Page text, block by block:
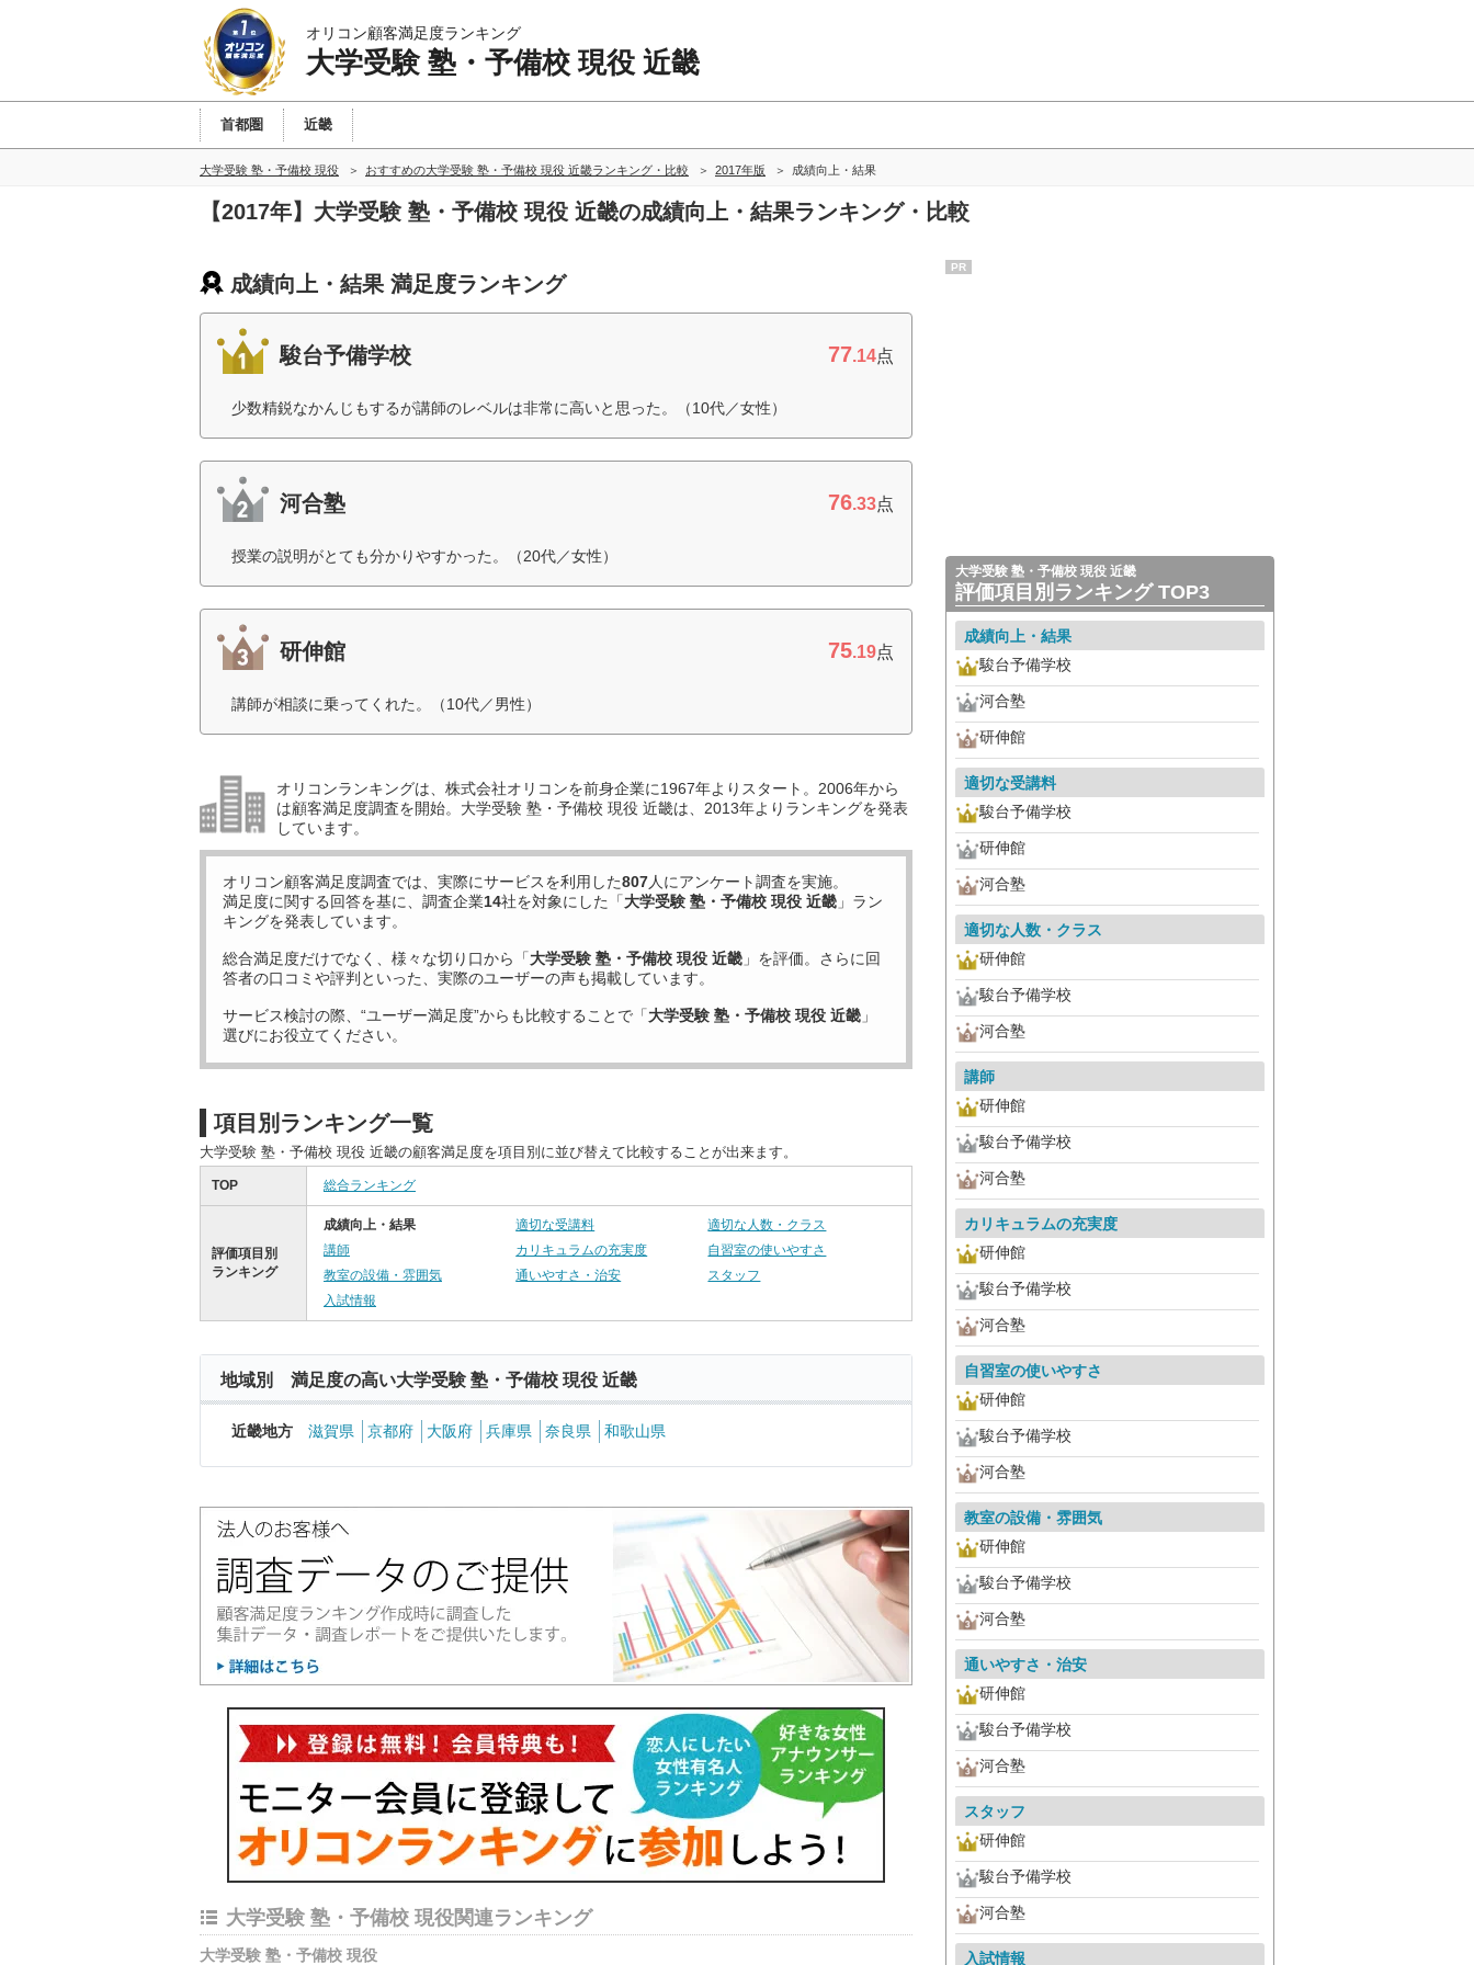
オリコン顧客満足度ランキング
大学受験 塾・予備校 現役 近畿
首都圏 近畿
大学受験 塾・予備校 現役 おすすめの大学受験 塾・予備校 現役 近畿ランキング・比較 2017年版 成績向上・結果
【2017年】大学受験 塾・予備校 現役 近畿の成績向上・結果ランキング・比較
成績向上・結果 満足度ランキング
駿台予備学校 77.14点
少数精鋭なかんじもするが講師のレベルは非常に高いと思った。（10代／女性）
河合塾 76.33点
授業の説明がとても分かりやすかった。（20代／女性）
研伸館 75.19点
講師が相談に乗ってくれた。（10代／男性）
オリコンランキングは、株式会社オリコンを前身企業に1967年よりスタート。2006年から
は顧客満足度調査を開始。大学受験 塾・予備校 現役 近畿は、2013年よりランキングを発表
しています。
オリコン顧客満足度調査では、実際にサービスを利用した807人にアンケート調査を実施。
満足度に関する回答を基に、調査企業14社を対象にした「大学受験 塾・予備校 現役 近畿 」ラン
キングを発表しています。
総合満足度だけでなく、様々な切り口から「大学受験 塾・予備校 現役 近畿 」を評価。さらに回
答者の口コミや評判といった、実際のユーザーの声も掲載しています。
サービス検討の際、“ユーザー満足度”からも比較することで「大学受験 塾・予備校 現役 近畿 」
選びにお役立てください。
項目別ランキング一覧
大学受験 塾・予備校 現役 近畿の顧客満足度を項目別に並び替えて比較することが出来ます。
TOP 総合ランキング
評価項目別
ランキング
成績向上・結果 適切な受講料
適切な人数・クラス
講師
カリキュラムの充実度
自習室の使いやすさ
教室の設備・雰囲気
通いやすさ・治安
スタッフ
入試情報
地域別 満足度の高い大学受験 塾・予備校 現役 近畿
近畿地方 滋賀県 京都府 大阪府 兵庫県 奈良県 和歌山県
大学受験 塾・予備校 現役関連ランキング
大学受験 塾・予備校 現役
PR
大学受験 塾・予備校 現役 近畿
評価項目別ランキング TOP3
成績向上・結果
駿台予備学校
河合塾
研伸館
適切な受講料
駿台予備学校
研伸館
河合塾
適切な人数・クラス
研伸館
駿台予備学校
河合塾
講師
研伸館
駿台予備学校
河合塾
カリキュラムの充実度
研伸館
駿台予備学校
河合塾
自習室の使いやすさ
研伸館
駿台予備学校
河合塾
教室の設備・雰囲気
研伸館
駿台予備学校
河合塾
通いやすさ・治安
研伸館
駿台予備学校
河合塾
スタッフ
研伸館
駿台予備学校
河合塾
入試情報